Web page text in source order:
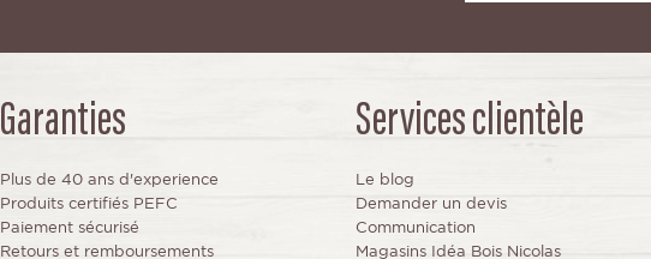
Garanties
Plus de 40 ans d'experience
Produits certifiés PEFC
Paiement sécurisé
Retours et remboursements
Services clientèle
Le blog
Demander un devis
Communication
Magasins Idéa Bois Nicolas